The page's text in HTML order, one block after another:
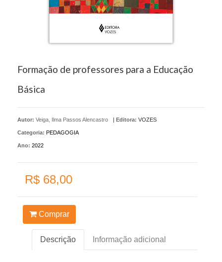
Formação de professores para a Educação
Básica
Autor: Veiga, Ilma Passos Alencastro | Editora: VOZES
Categoria: PEDAGOGIA
Ano: 2022
R$ 68,00
Comprar
Descrição Informação adicional